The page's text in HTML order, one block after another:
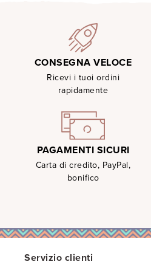
CONSEGNA VELOCE
Ricevi i tuoi ordini
rapidamente
PAGAMENTI SICURI
Carta di credito, PayPal,
bonifico
Servizio clienti